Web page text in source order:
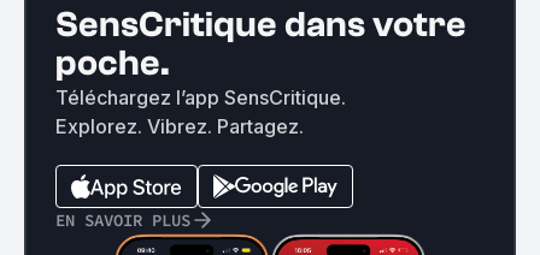
SensCritique dans votre
poche.
Téléchargez l’app SensCritique.
Explorez. Vibrez. Partagez.
EN SAVOIR PLUS